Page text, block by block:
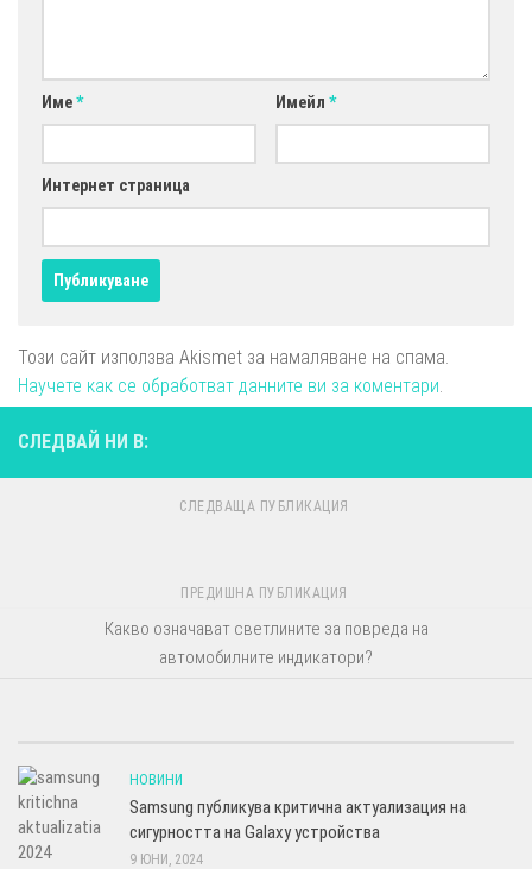
Име* Имейл *
Интернет страница
Този сайт използва Akismet за намаляване на спама.
Научете как се обработват данните ви за коментари.
СЛЕДВАЙ НИ В:
СЛЕДВАЩА ПУБЛИКАЦИЯ
ПРЕДИШНА ПУБЛИКАЦИЯ
Какво означават светлините за повреда на
автомобилните индикатори?
НОВИНИ
Samsung публикува критична актуализация на
сигурността на Galaxy устройства
9 ЮНИ, 2024